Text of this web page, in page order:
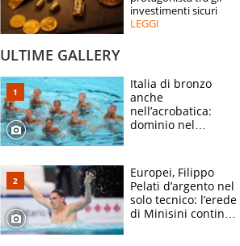
ESPERTI
investimenti sicuri
LEGGI
ULTIME GALLERY
Italia di bronzo
anche
nell’acrobatica:
dominio nel
e compagni
continuare
Europei, Filippo
Pelati d’argento nel
solo tecnico: l’erede
di Minisini continua